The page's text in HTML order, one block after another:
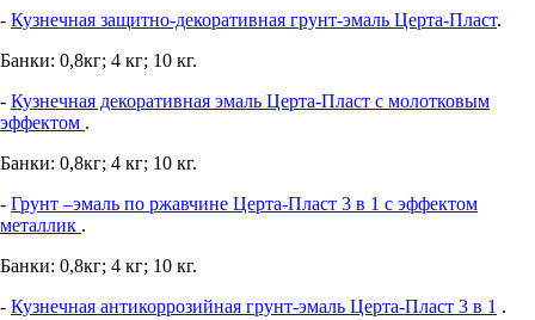
- Кузнечная защитно-декоративная грунт-эмаль Церта-Пласт.
Банки: 0,8кг; 4 кг; 10 кг.
- Кузнечная декоративная эмаль Церта-Пласт с молотковым
эффектом .
Банки: 0,8кг; 4 кг; 10 кг.
- Грунт –эмаль по ржавчине Церта-Пласт 3 в 1 с эффектом
металлик .
Банки: 0,8кг; 4 кг; 10 кг.
- Кузнечная антикоррозийная грунт-эмаль Церта-Пласт 3 в 1 .